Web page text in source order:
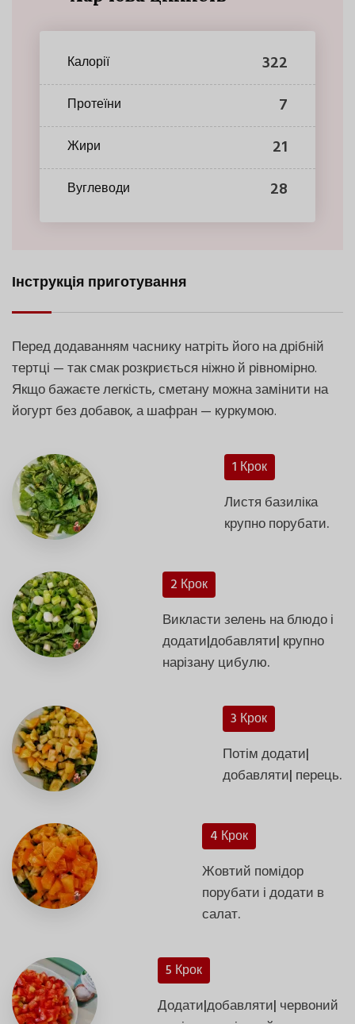
Калорії 322
Протеїни 7
Жири 21
Вуглеводи 28
Інструкція приготування
Перед додаванням часнику натріть його на дрібній
тертці — так смак розкриється ніжно й рівномірно.
Якщо бажаєте легкість, сметану можна замінити на
йогурт без добавок, а шафран — куркумою.
1 Крок
Листя базиліка
крупно порубати.
2 Крок
Викласти зелень на блюдо і
додати|добавляти| крупно
нарізану цибулю.
3 Крок
Потім додати|
добавляти| перець.
4 Крок
Жовтий помідор
порубати і додати в
салат.
5 Крок
Додати|добавляти| червоний